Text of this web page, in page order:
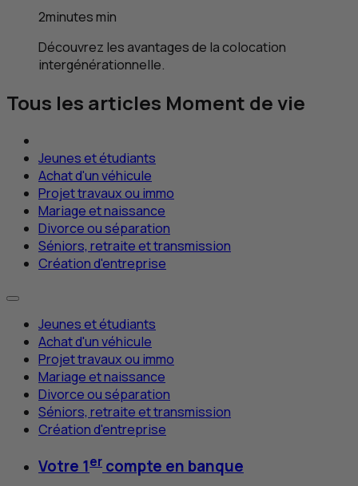
2minutesmin
Découvrez les avantages de la colocation
intergénérationnelle.
Tous les articles Moment de vie
Jeunes et étudiants
Achat d'un véhicule
Projet travaux ou immo
Mariage et naissance
Divorce ou séparation
Séniors, retraite et transmission
Création d'entreprise
Jeunes et étudiants
Achat d'un véhicule
Projet travaux ou immo
Mariage et naissance
Divorce ou séparation
Séniors, retraite et transmission
Création d'entreprise
Votre 1er compte en banque